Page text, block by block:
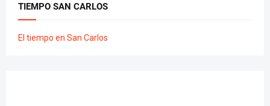
TIEMPO SAN CARLOS
El tiempo en San Carlos